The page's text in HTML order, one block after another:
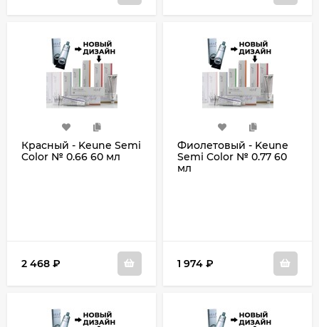
Красный - Keune Semi
Color № 0.66 60 мл
2 468 ₽
Фиолетовый - Keune
Semi Color № 0.77 60
мл
1 974 ₽